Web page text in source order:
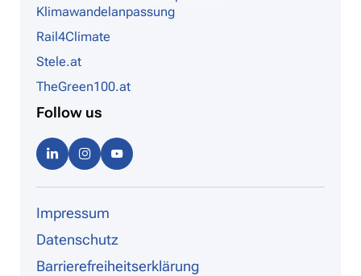
Klimawandelanpassung
Rail4Climate
Stele.at
TheGreen100.at
Follow us
Linke
dIn
Instag
ram be
Impressum
Datenschutz
Barrierefreiheitserklärung